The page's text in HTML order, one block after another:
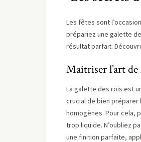
Les fêtes sont
prépariez une galette
résultat parfait.
Maîtriser l’art de
La galette des rois est
crucial de bien préparer
homogènes. Pour cela,
trop liquide. N’oubliez
une finition parfaite,